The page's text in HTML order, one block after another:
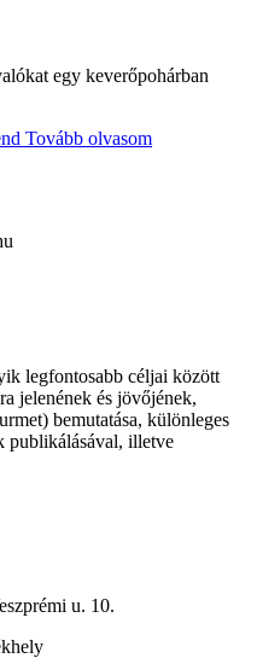
egy keverőpohárban
Tovább olvasom
legfontosabb céljai között
jelenének és jövőjének,
bemutatása, különleges
publikálásával, illetve
u. 10.